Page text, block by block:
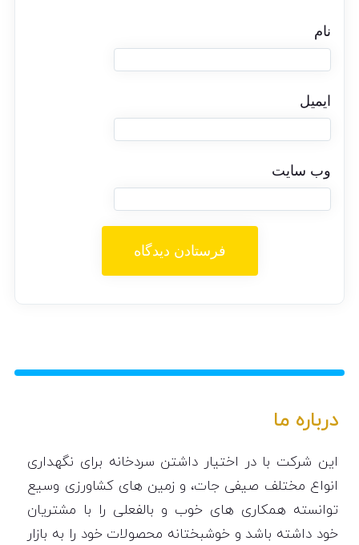
نام
ایمیل
وب‌ سایت
درباره ما
این شرکت با در اختیار داشتن سردخانه برای نگهداری
انواع مختلف صیفی جات، و زمین های کشاورزی وسیع
توانسته همکاری های خوب و بالفعلی را با مشتریان
خود داشته باشد و خوشبختانه محصولات خود را به بازار